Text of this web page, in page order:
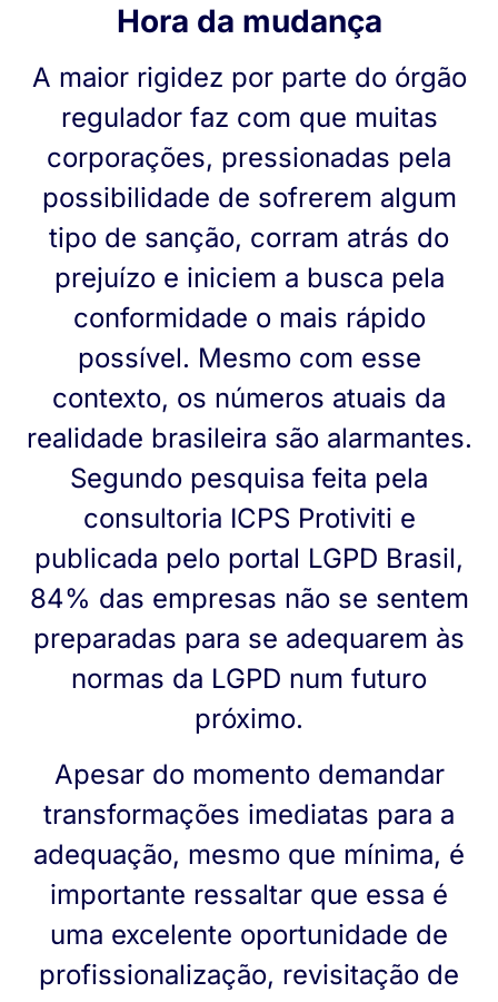
Hora da mudança
A maior rigidez por parte do órgão
regulador faz com que muitas
corporações, pressionadas pela
possibilidade de sofrerem algum
tipo de sanção, corram atrás do
prejuízo e iniciem a busca pela
conformidade o mais rápido
possível. Mesmo com esse
contexto, os números atuais da
realidade brasileira são alarmantes.
Segundo pesquisa feita pela
consultoria ICPS Protiviti e
publicada pelo portal LGPD Brasil,
84% das empresas não se sentem
preparadas para se adequarem às
normas da LGPD num futuro
próximo.
Apesar do momento demandar
transformações imediatas para a
adequação, mesmo que mínima, é
importante ressaltar que essa é
uma excelente oportunidade de
profissionalização, revisitação de